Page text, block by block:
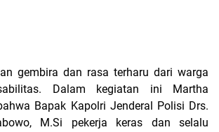
gembira dan rasa terharu dari warga
Dalam kegiatan ini Martha
Bapak Kapolri Jenderal Polisi Drs.
M.Si pekerja keras dan selalu